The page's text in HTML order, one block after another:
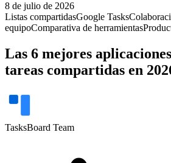
8 de julio de 2026
Listas compartidasGoogle Tasks
equipoComparativa de herramientas
Las 6 mejores
tareas compartidas en
TasksBoard Team